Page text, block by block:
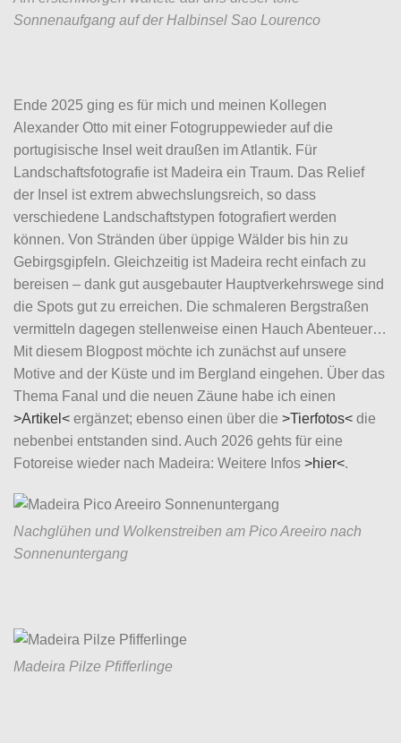
Sonnenaufgang auf der Halbinsel Sao Lourenco
Ende 2025 ging es für mich und meinen Kollegen
Alexander Otto mit einer Fotogruppewieder auf die
portugisische Insel weit draußen im Atlantik. Für
Landschaftsfotografie ist Madeira ein Traum. Das Relief
der Insel ist extrem abwechslungsreich, so dass
verschiedene Landschaftstypen fotografiert werden
können. Von Stränden über üppige Wälder bis hin zu
Gebirgsgipfeln. Gleichzeitig ist Madeira recht einfach zu
bereisen – dank gut ausgebauter Hauptverkehrswege sind
die Spots gut zu erreichen. Die schmaleren Bergstraßen
vermitteln dagegen stellenweise einen Hauch Abenteuer…
Mit diesem Blogpost möchte ich zunächst auf unsere
Motive and der Küste und im Bergland eingehen. Über das
Thema Fanal und die neuen Zäune habe ich einen
>Artikel< ergänzet; ebenso einen über die >Tierfotos< die
nebenbei entstanden sind. Auch 2026 gehts für eine
Fotoreise wieder nach Madeira: Weitere Infos >hier<.
Nachglühen und Wolkenstreiben am Pico Areeiro nach
Sonnenuntergang
Madeira Pilze Pfifferlinge